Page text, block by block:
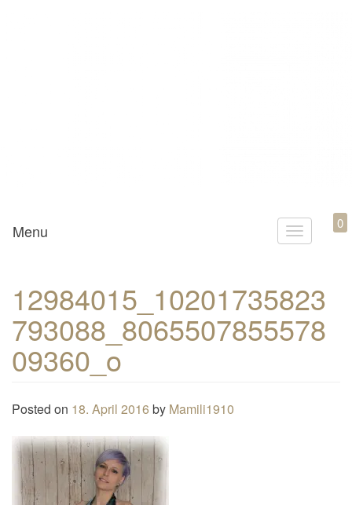
Mamili1910
T
g
l
e
Menu 0
12984015_10201735823
793088_8065507855578
09360_o
Posted on 18. April 2016 by Mamili1910